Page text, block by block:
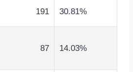
191 30.81%
87 14.03%